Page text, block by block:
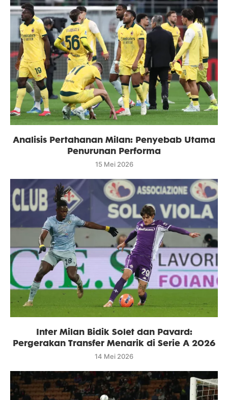
Analisis Pertahanan Milan: Penyebab Utama
Penurunan Performa
15 Mei 2026
Inter Milan Bidik Solet dan Pavard:
Pergerakan Transfer Menarik di Serie A 2026
14 Mei 2026